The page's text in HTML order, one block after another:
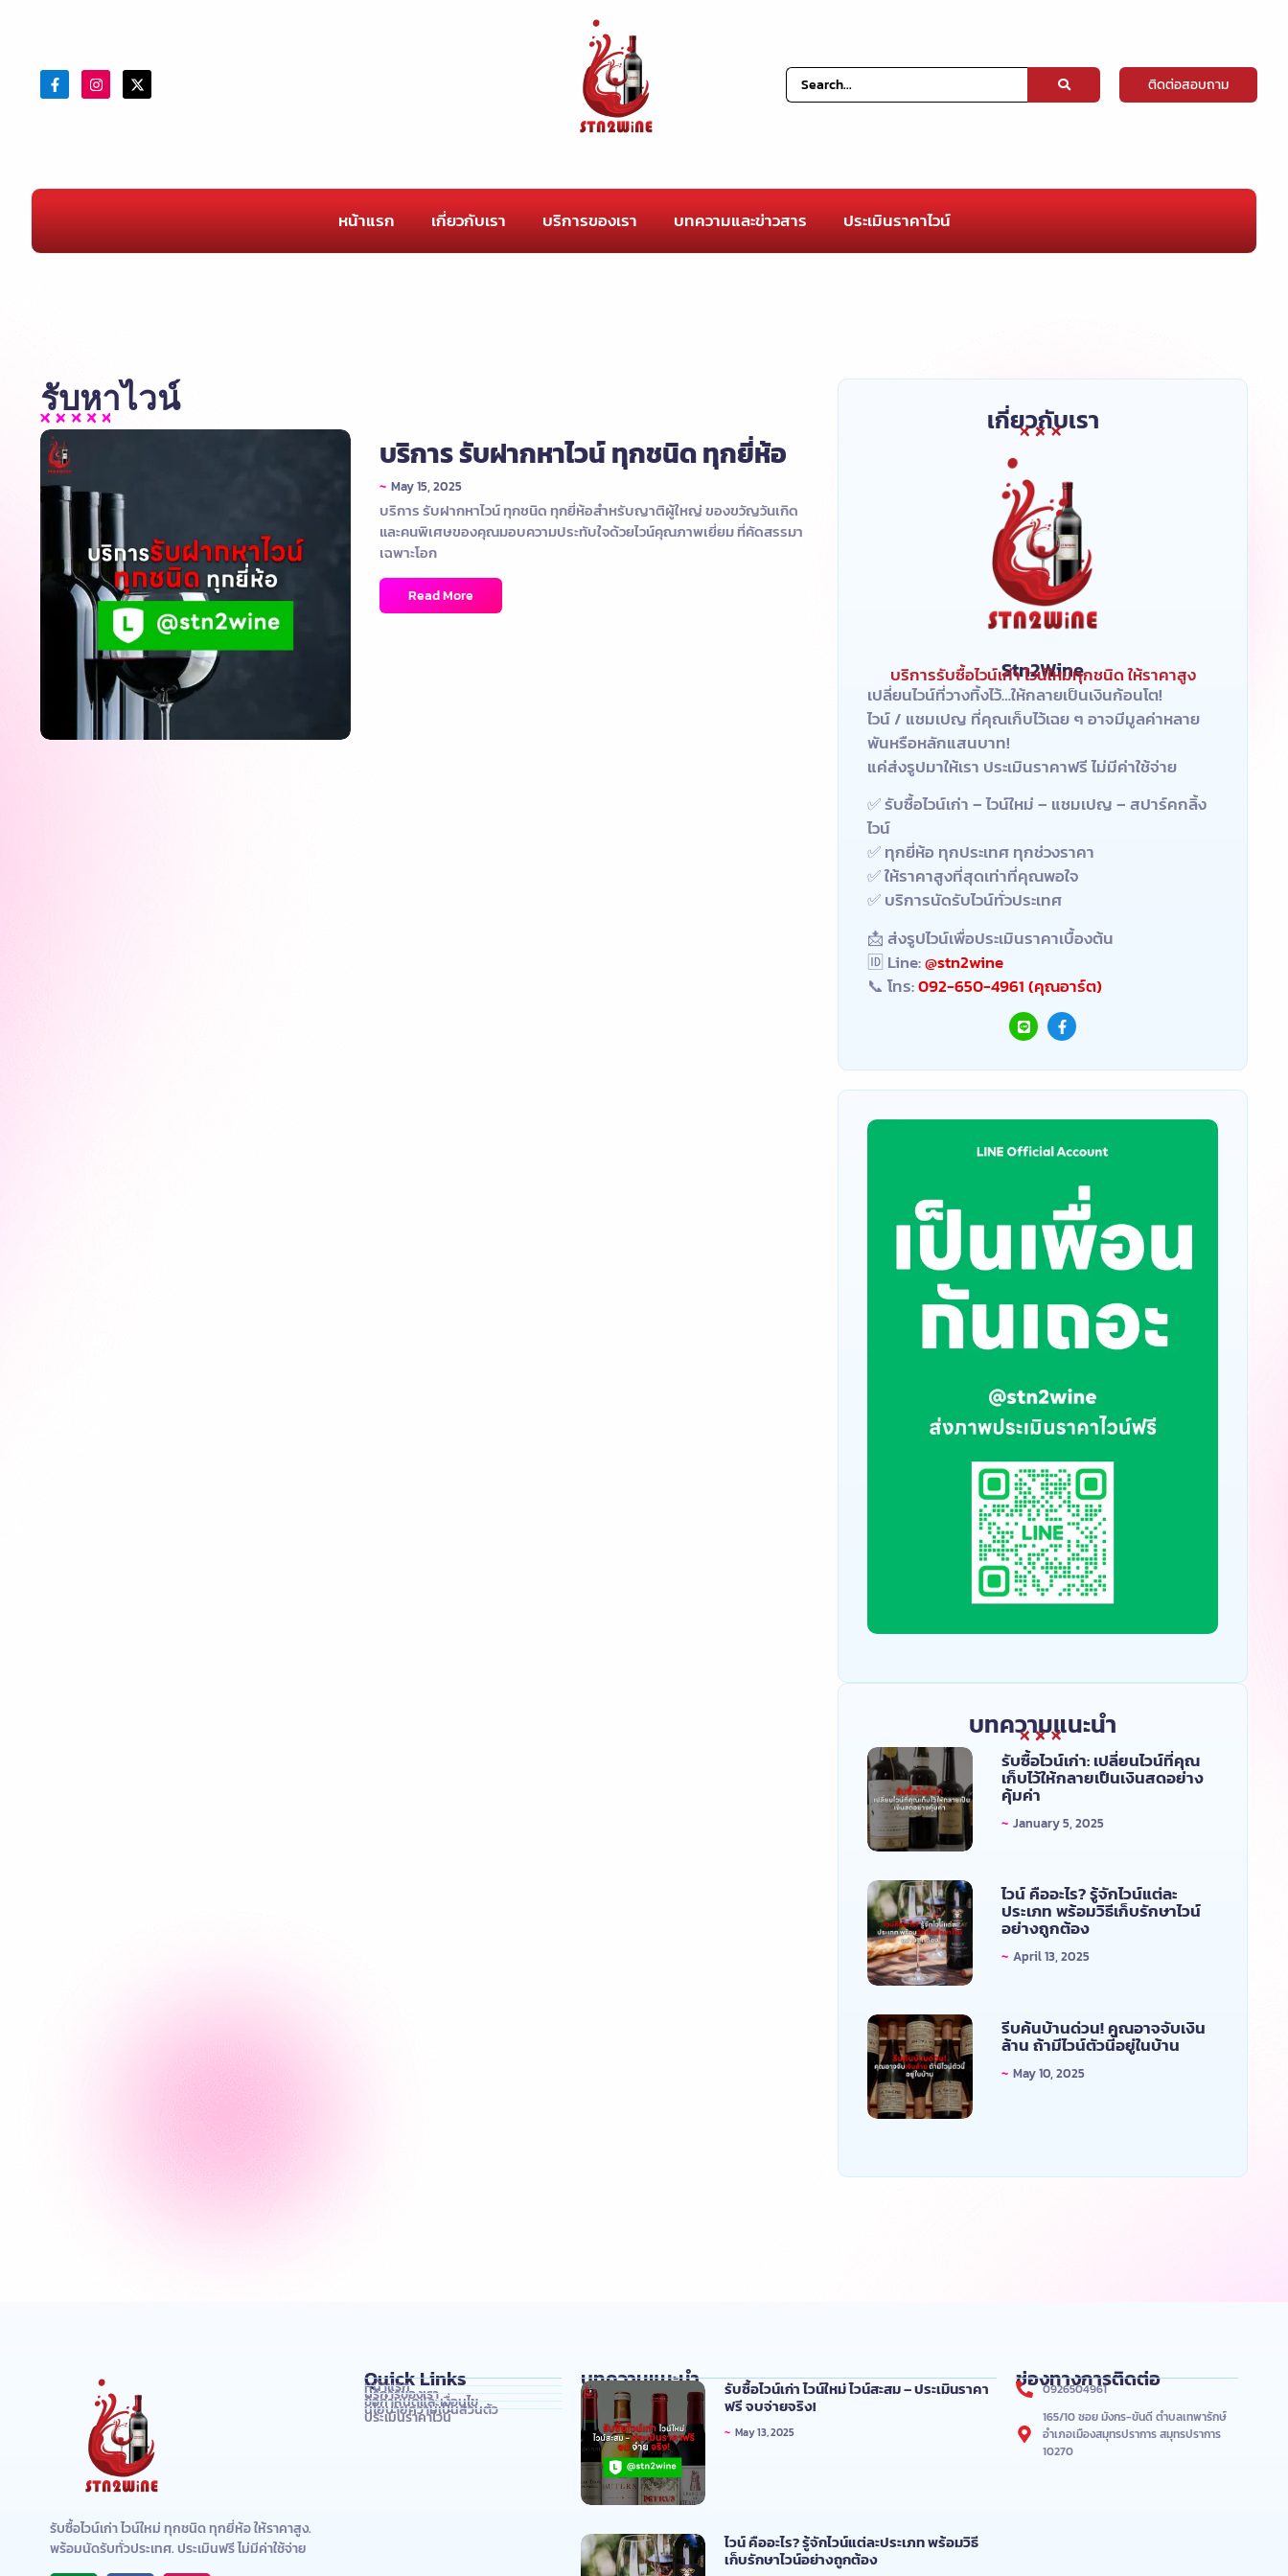
ติดต่อสอบถาม
หน้าแรก เกี่ยวกับเรา บริการของเรา บทความและข่าวสาร ประเมินราคาไวน์
รับหาไวน์
บริการ รับฝากหาไวน์ ทุกชนิด ทุกยี่ห้อ
~ May 15, 2025
บริการ รับฝากหาไวน์ ทุกชนิด ทุกยี่ห้อสำหรับญาติผู้ใหญ่ ของขวัญวันเกิด
และคนพิเศษของคุณมอบความประทับใจด้วยไวน์คุณภาพเยี่ยม ที่คัดสรรมา
เฉพาะโอก
Read More
เกี่ยวกับเรา
Stn2Wine
บริการรับซื้อไวน์เก่า ไวน์ใหม่ทุกชนิด ให้ราคาสูง
เปลี่ยนไวน์ที่วางทิ้งไว้…ให้กลายเป็นเงินก้อนโต!
ไวน์ / แชมเปญ ที่คุณเก็บไว้เฉย ๆ อาจมีมูลค่าหลาย
พันหรือหลักแสนบาท!
แค่ส่งรูปมาให้เรา ประเมินราคาฟรี ไม่มีค่าใช้จ่าย
✅ รับซื้อไวน์เก่า – ไวน์ใหม่ – แชมเปญ – สปาร์คกลิ้ง
ไวน์
✅ ทุกยี่ห้อ ทุกประเทศ ทุกช่วงราคา
✅ ให้ราคาสูงที่สุดเท่าที่คุณพอใจ
✅ บริการนัดรับไวน์ทั่วประเทศ
📩 ส่งรูปไวน์เพื่อประเมินราคาเบื้องต้น
🆔 Line:@stn2wine
📞 โทร:092-650-4961 (คุณอาร์ต)
บทความแนะนำ
รับซื้อไวน์เก่า: เปลี่ยนไวน์ที่คุณ
เก็บไว้ให้กลายเป็นเงินสดอย่าง
คุ้มค่า
~ January 5, 2025
ไวน์ คืออะไร? รู้จักไวน์แต่ละ
ประเภท พร้อมวิธีเก็บรักษาไวน์
อย่างถูกต้อง
~ April 13, 2025
รีบค้นบ้านด่วน! คุณอาจจับเงิน
ล้าน ถ้ามีไวน์ตัวนี้อยู่ในบ้าน
~ May 10, 2025
รับซื้อไวน์เก่า ไวน์ใหม่ ทุกชนิด ทุกยี่ห้อ ให้ราคาสูง.
พร้อมนัดรับทั่วประเทศ. ประเมินฟรี ไม่มีค่าใช้จ่าย
Quick Links
หน้าแรก
บริการของเรา
ข้อกำหนดและเงื่อนไข
นโยบายความเป็นส่วนตัว
ประเมินราคาไวน์
บทความแนะนำ รับซื้อไวน์เก่า ไวน์ใหม่ ไวน์สะสม – ประเมินราคา
ฟรี จบจ่ายจริง!
~ May 13, 2025
ไวน์ คืออะไร? รู้จักไวน์แต่ละประเภท พร้อมวิธี
เก็บรักษาไวน์อย่างถูกต้อง
ช่องทางการติดต่อ
0926504961
165/10 ซอย มังกร-ขันดี ตำบลเทพารักษ์
อำเภอเมืองสมุทรปราการ สมุทรปราการ
10270